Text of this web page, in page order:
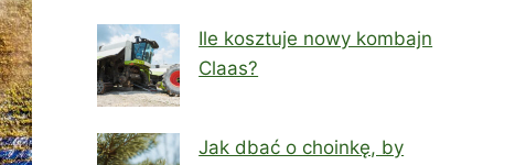
Ile kosztuje nowy kombajn
Claas?
Jak dbać o choinkę, by